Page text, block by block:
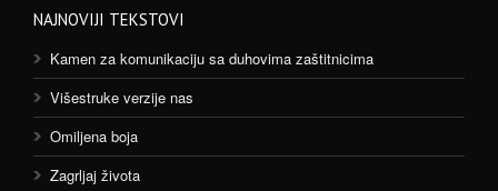
NAJNOVIJI TEKSTOVI
Kamen za komunikaciju sa duhovima zaštitnicima
Višestruke verzije nas
Omiljena boja
Zagrljaj života